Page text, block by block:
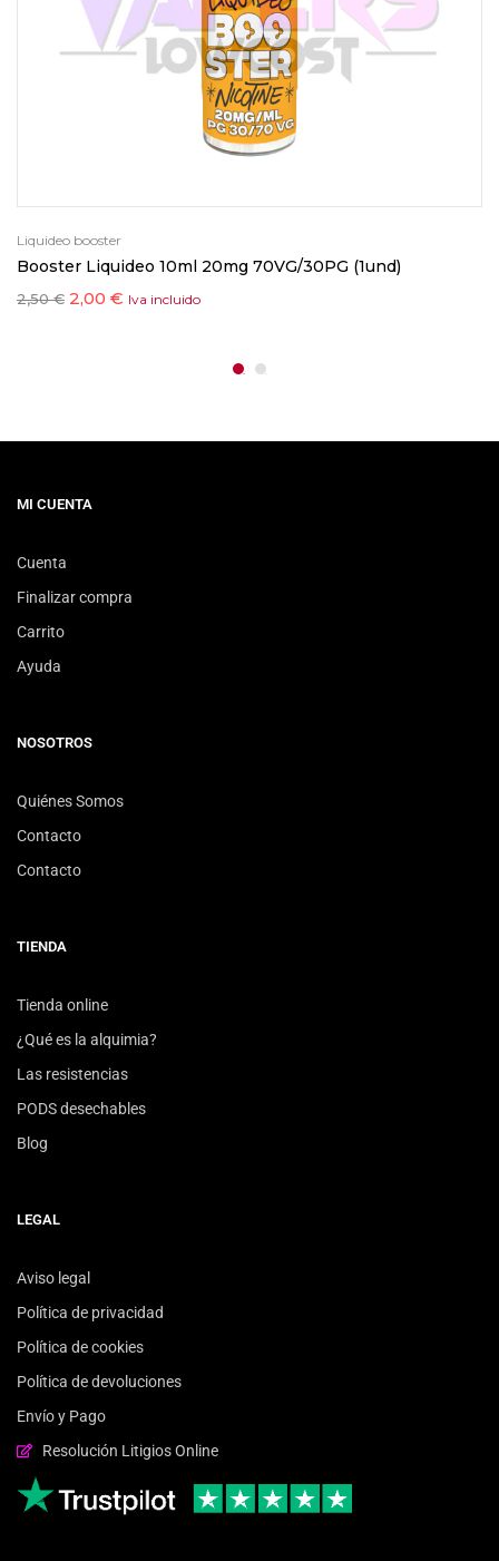
Liquideo booster
Booster Liquideo 10ml 20mg 70VG/30PG (1und)
2,50€ 2,00 € Iva incluido
MI CUENTA
Cuenta
Finalizar compra
Carrito
Ayuda
NOSOTROS
Quiénes Somos
Contacto
Contacto
TIENDA
Tienda online
¿Qué es la alquimia?
Las resistencias
PODS desechables
Blog
LEGAL
Aviso legal
Política de privacidad
Política de cookies
Política de devoluciones
Envío y Pago
Resolución Litigios Online